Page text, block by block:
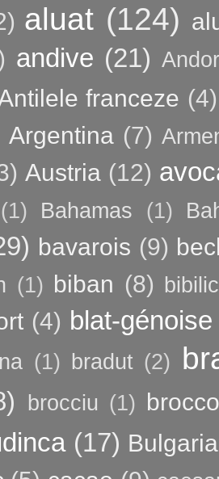
aluat (124)
andive (21)
franceze (4)
Argentina (7)
Austria (12)
(1) Bahamas (1)
bavarois (9)
(1) biban (8)
(4) blat-génoise
(1) bradut (2)
brocciu (1)
(17) Bulgaria